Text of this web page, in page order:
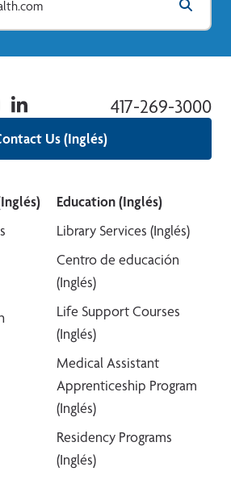
Us (Inglés)
417-269-3000
Linkedin
Education (Inglés)
Library Services (Inglés)
Centro de educación
(Inglés)
Life Support Courses
(Inglés)
Medical Assistant
Apprenticeship Program
(Inglés)
Residency Programs
(Inglés)